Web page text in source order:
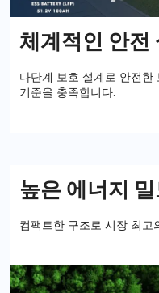
체계적인 안전
다단계 보호 설계로 안전한
기준을 충족합니다.
높은 에너지 밀
컴팩트한 구조로 시장 최고